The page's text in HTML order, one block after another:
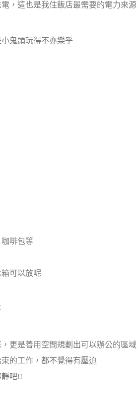
，這也是我住飯店最需要的電力來源
鬼頭玩得不亦樂乎
啡包等
可以放呢
更是善用空間規劃出可以辦公的區域
的工作，都不覺得有壓迫
吧!!